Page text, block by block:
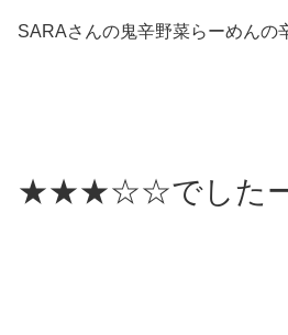
SARAさんの鬼辛野菜らーめんの
★★★☆☆でしたー